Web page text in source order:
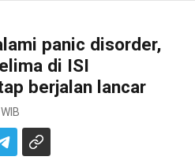
panic disorder,
di ISI
berjalan lancar